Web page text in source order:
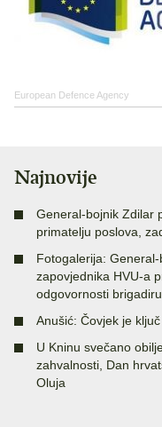
European Defence Agency
Najnovije
General-bojnik Zdilar
primatelju poslova,
Fotogalerija:
zapovjednika HVU-a
odgovornosti
Anušić: Čovjek je
U Kninu svečano
zahvalnosti, Dan
Oluja